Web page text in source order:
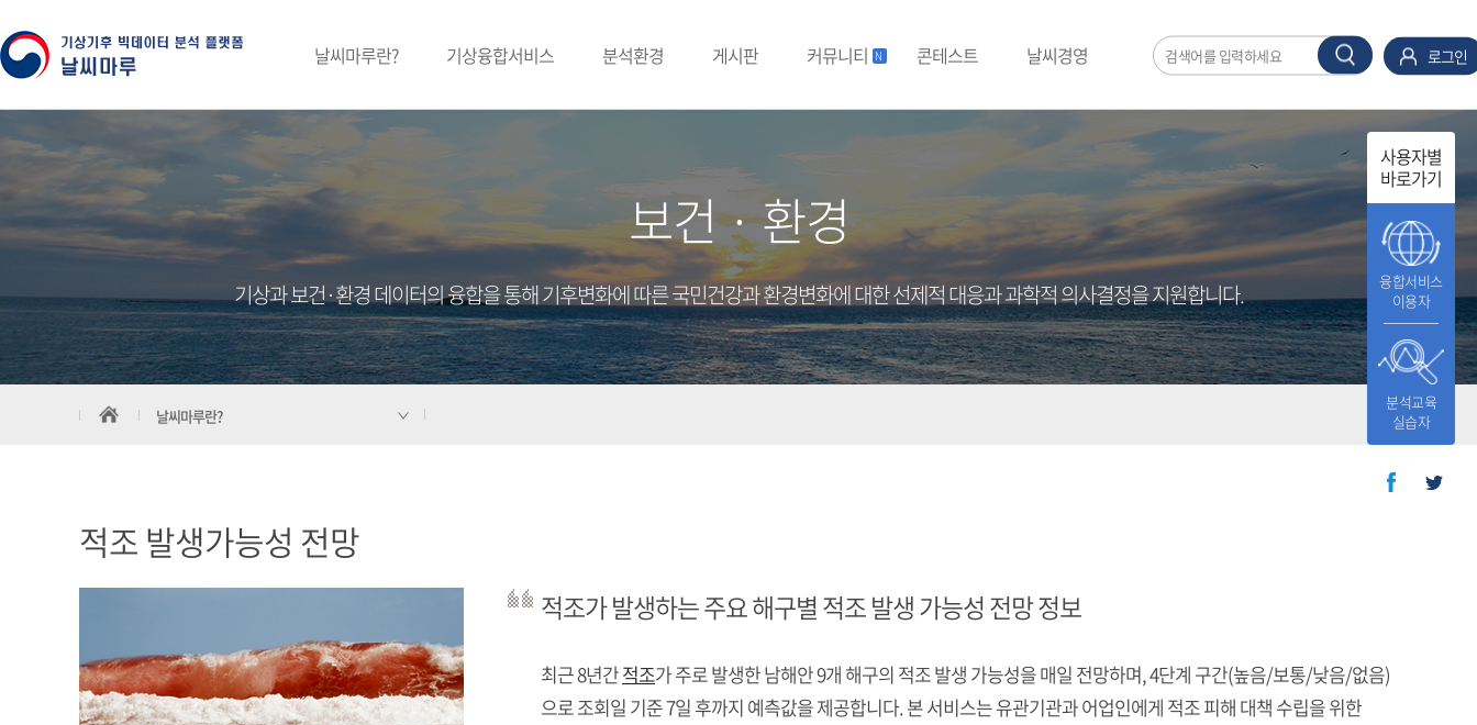
날씨마루란? 기상융합서비스 분석환경 게시판 커뮤니티 N 콘테스트 날씨경영 로그인
사용자별
바로가기
융합서비스
이용자
분석교육
실습자
보건 · 환경
기상과 보건·환경 데이터의 융합을 통해 기후변화에 따른 국민건강과 환경변화에 대한 선제적 대응과 과학적 의사결정을 지원합니다.
날씨마루란?
적조 발생가능성 전망
적조가 발생하는 주요 해구별 적조 발생 가능성 전망 정보
최근 8년간적조가 주로 발생한 남해안 9개 해구의 적조 발생 가능성을 매일 전망하며, 4단계 구간(높음/보통/낮음/없음)
으로 조회일 기준 7일 후까지 예측값을 제공합니다. 본 서비스는 유관기관과 어업인에게 적조 피해 대책 수립을 위한